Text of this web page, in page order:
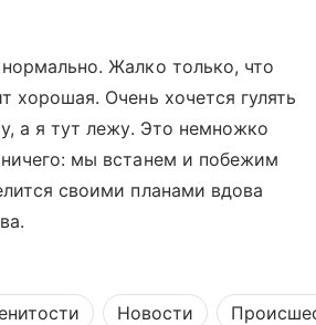
Жалко только, что
хорошая. Очень хочется гулять
а я тут лежу. Это немножко
мы встанем и побежим
своими планами вдова
Новости